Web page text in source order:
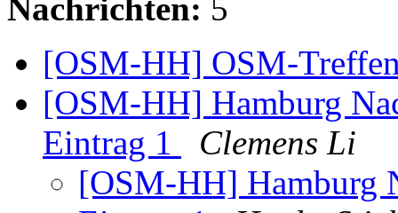
Nachrichten: 5
[OSM-HH] OSM-
[OSM-HH] Hamburg
Eintrag 1
Clemens Li
[OSM-HH] Hamburg